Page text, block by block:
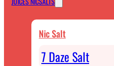
Nic Salt
7 Daze Salt